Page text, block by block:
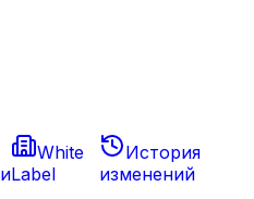
White
Label
История
изменений